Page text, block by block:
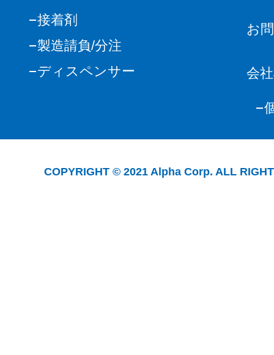
接着剤
製造請負/分注
ディスペンサー
お
会
COPYRIGHT © 2021 Alpha Corp. ALL